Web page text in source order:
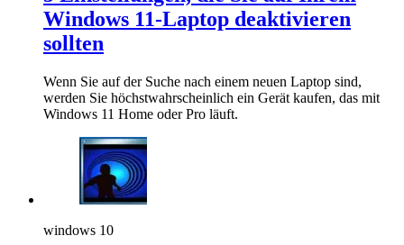
Windows 11-Laptop deaktivieren
sollten
Wenn Sie auf der Suche nach einem neuen Laptop sind,
werden Sie höchstwahrscheinlich ein Gerät kaufen, das mit
Windows 11 Home oder Pro läuft.
windows 10